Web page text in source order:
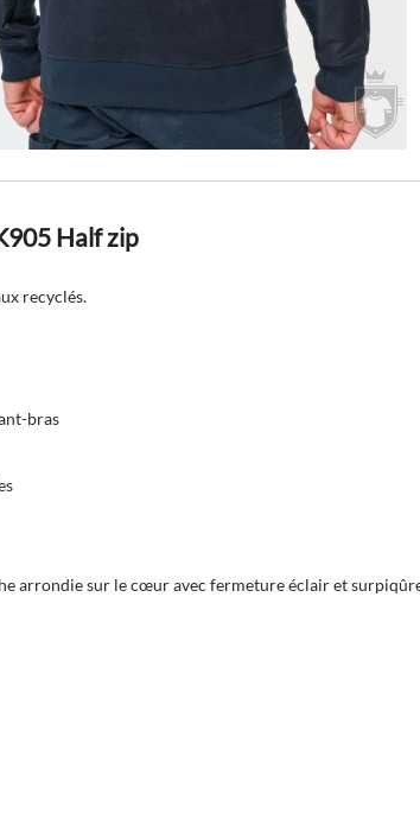
Half zip
recyclés.
bras
arrondie sur le cœur avec fermeture éclair et